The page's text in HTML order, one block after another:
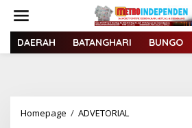
t
DAERAH BATANGHARI BUNGO
Homepage / ADVETORIAL